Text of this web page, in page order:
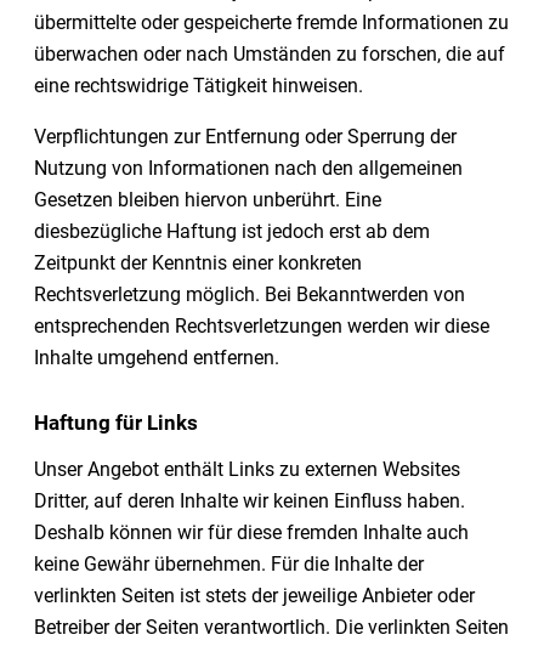
übermittelte oder gespeicherte fremde Informationen zu
überwachen oder nach Umständen zu forschen, die auf
eine rechtswidrige Tätigkeit hinweisen.
Verpflichtungen zur Entfernung oder Sperrung der
Nutzung von Informationen nach den allgemeinen
Gesetzen bleiben hiervon unberührt. Eine
diesbezügliche Haftung ist jedoch erst ab dem
Zeitpunkt der Kenntnis einer konkreten
Rechtsverletzung möglich. Bei Bekanntwerden von
entsprechenden Rechtsverletzungen werden wir diese
Inhalte umgehend entfernen.
Haftung für Links
Unser Angebot enthält Links zu externen Websites
Dritter, auf deren Inhalte wir keinen Einfluss haben.
Deshalb können wir für diese fremden Inhalte auch
keine Gewähr übernehmen. Für die Inhalte der
verlinkten Seiten ist stets der jeweilige Anbieter oder
Betreiber der Seiten verantwortlich. Die verlinkten Seiten